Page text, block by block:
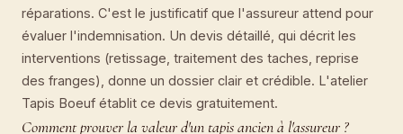
réparations. C'est le justificatif que l'assureur attend pour
évaluer l'indemnisation. Un devis détaillé, qui décrit les
interventions (retissage, traitement des taches, reprise
des franges), donne un dossier clair et crédible. L'atelier
Tapis Boeuf établit ce devis gratuitement.
Comment prouver la valeur d'un tapis ancien à l'assureur ?